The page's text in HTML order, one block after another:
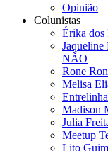
Opinião
Colunistas
Érika dos
Jaqueline
NÃO
Rone
Melisa
Madison
Julia
Meetup
Lito